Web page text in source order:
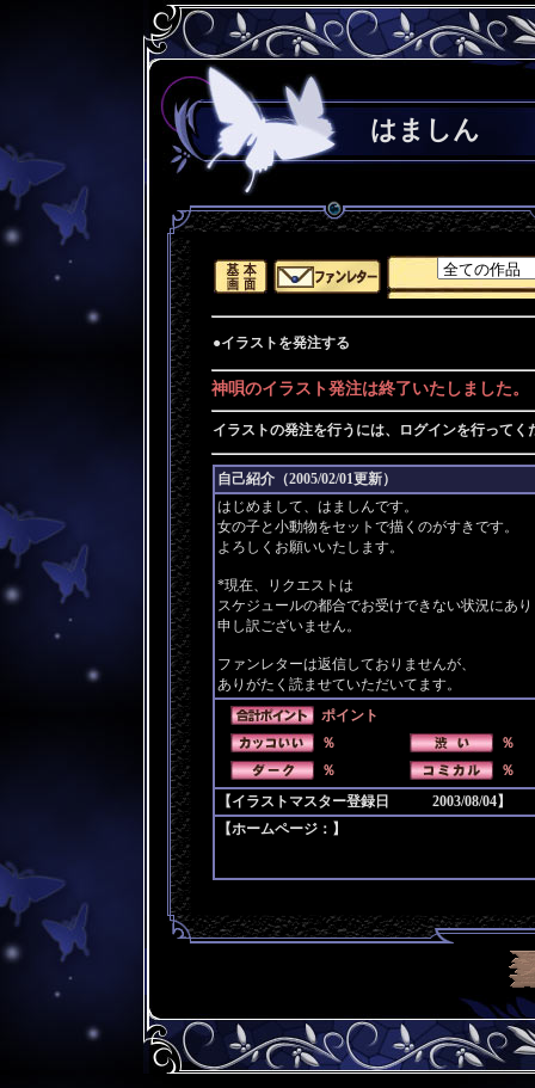
はましん
●イラストを発注する
神唄のイラスト発注は終了いたしました。
イラストの発注を行うには、ログインを行ってく
自己紹介（2005/02/01更新）
はじめまして、はましんです。
女の子と小動物をセットで描くのがすきです。
よろしくお願いいたします。
*現在、リクエストは
スケジュールの都合でお受けできない状況にあ
申し訳ございません。
ファンレターは返信しておりませんが、
ありがたく読ませていただいてます。
ポイント
％
％
％
％
【イラストマスター登録日 2003/08/04】
【ホームページ：】